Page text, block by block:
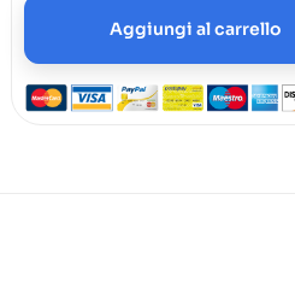
Aggiungi al carrello